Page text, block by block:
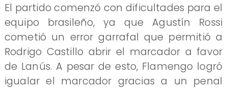
El partido comenzó con dificultades para el
equipo brasileño, ya que Agustín Rossi
cometió un error garrafal que permitió a
Rodrigo Castillo abrir el marcador a favor
de Lanús. A pesar de esto, Flamengo logró
igualar el marcador gracias a un penal